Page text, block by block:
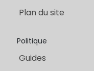
Plan du site
Politique
Guides